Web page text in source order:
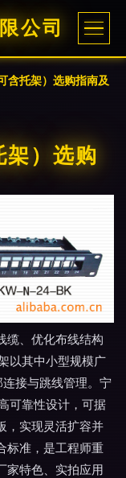
公司
含托架）选购指南及
）选购
缆、优化布线结构
以其中小型规模广
接与跳线管理。宁
可靠性设计，可据
，实现灵活扩容并
标准，是工程师重
家特色、实拍应用